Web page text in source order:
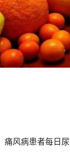
痛风病患者每日